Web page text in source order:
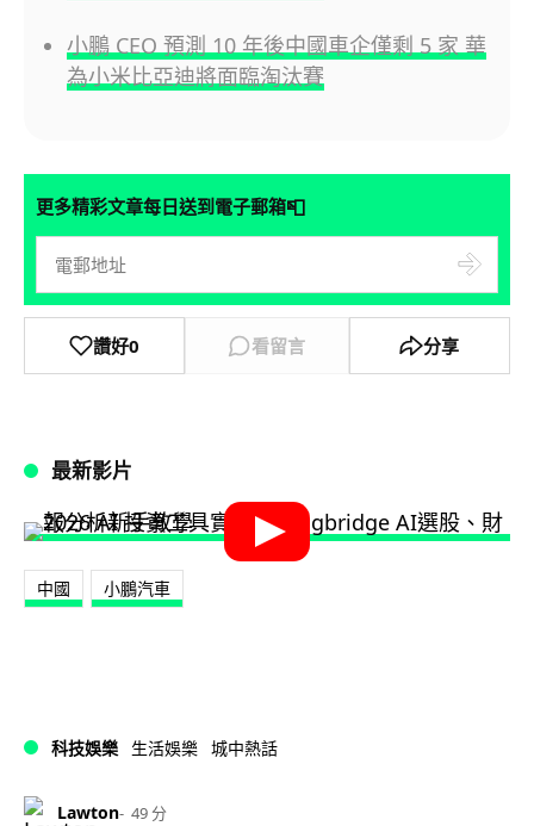
小鵬 CEO 預測 10 年後中國車企僅剩 5 家 華
為小米比亞迪將面臨淘汰賽
更多精彩文章每日送到電子郵箱📮
讚好0 看留言 分享
最新影片
中國 小鵬汽車
科技娛樂 生活娛樂 城中熱話
Lawton 49 分